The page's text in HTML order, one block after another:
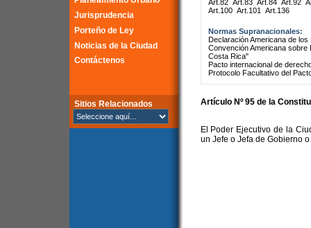
Jurisprudencia
Porteño de Ley
Noticias de la Ciudad
Contáctenos
Sitios Relacionados
Art.82 Art.83 Art.84 Art.92
Art.100 Art.101 Art.136
Normas Supranacionales:
Declaración Americana de
Convención Americana
Costa Rica"
Pacto internacional de
Protocolo Facultativo del
Artículo Nº 95 de la
El Poder Ejecutivo de la
un Jefe o Jefa de Gobierno